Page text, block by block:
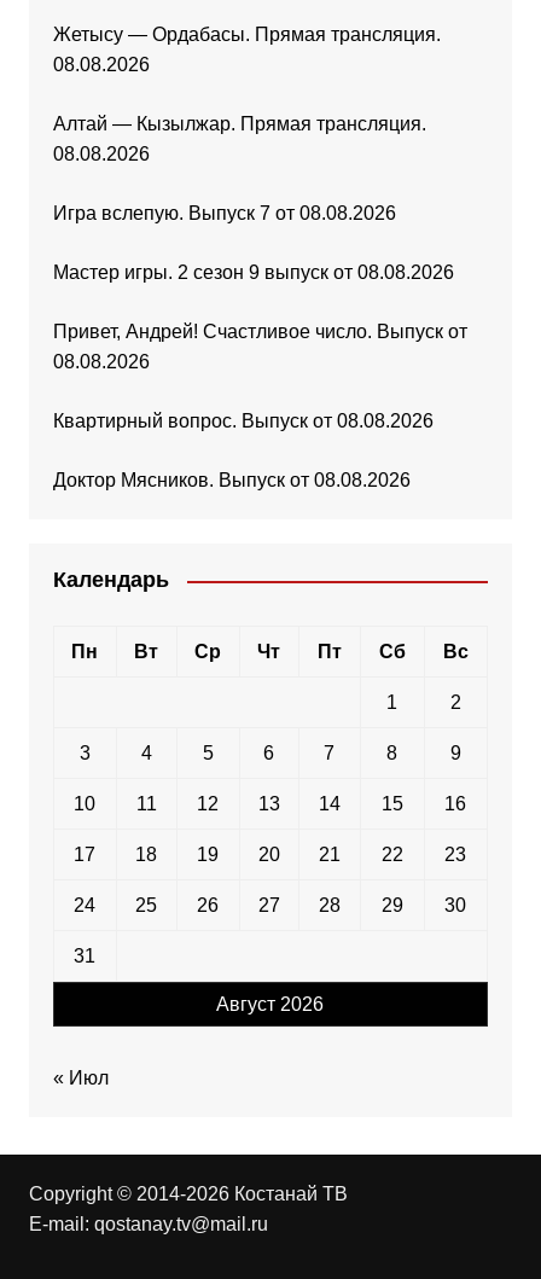
Жетысу — Ордабасы. Прямая трансляция.
08.08.2026
Алтай — Кызылжар. Прямая трансляция.
08.08.2026
Игра вслепую. Выпуск 7 от 08.08.2026
Мастер игры. 2 сезон 9 выпуск от 08.08.2026
Привет, Андрей! Счастливое число. Выпуск от
08.08.2026
Квартирный вопрос. Выпуск от 08.08.2026
Доктор Мясников. Выпуск от 08.08.2026
Календарь
Август 2026
Пн Вт Ср Чт Пт Сб Вс
1 2
3 4 5 6 7 8 9
10 11 12 13 14 15 16
17 18 19 20 21 22 23
24 25 26 27 28 29 30
31
« Июл
Copyright © 2014-2026 Костанай ТВ
E-mail: qostanay.tv@mail.ru